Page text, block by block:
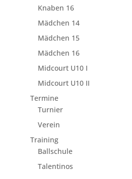
Knaben 16
Mädchen 14
Mädchen 15
Mädchen 16
Midcourt U10 I
Midcourt U10 II
Termine
Turnier
Verein
Training
Ballschule
Talentinos